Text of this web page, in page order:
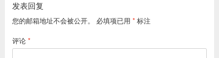
发表回复
您的邮箱地址不会被公开。 必填项已用 * 标注
评论 *